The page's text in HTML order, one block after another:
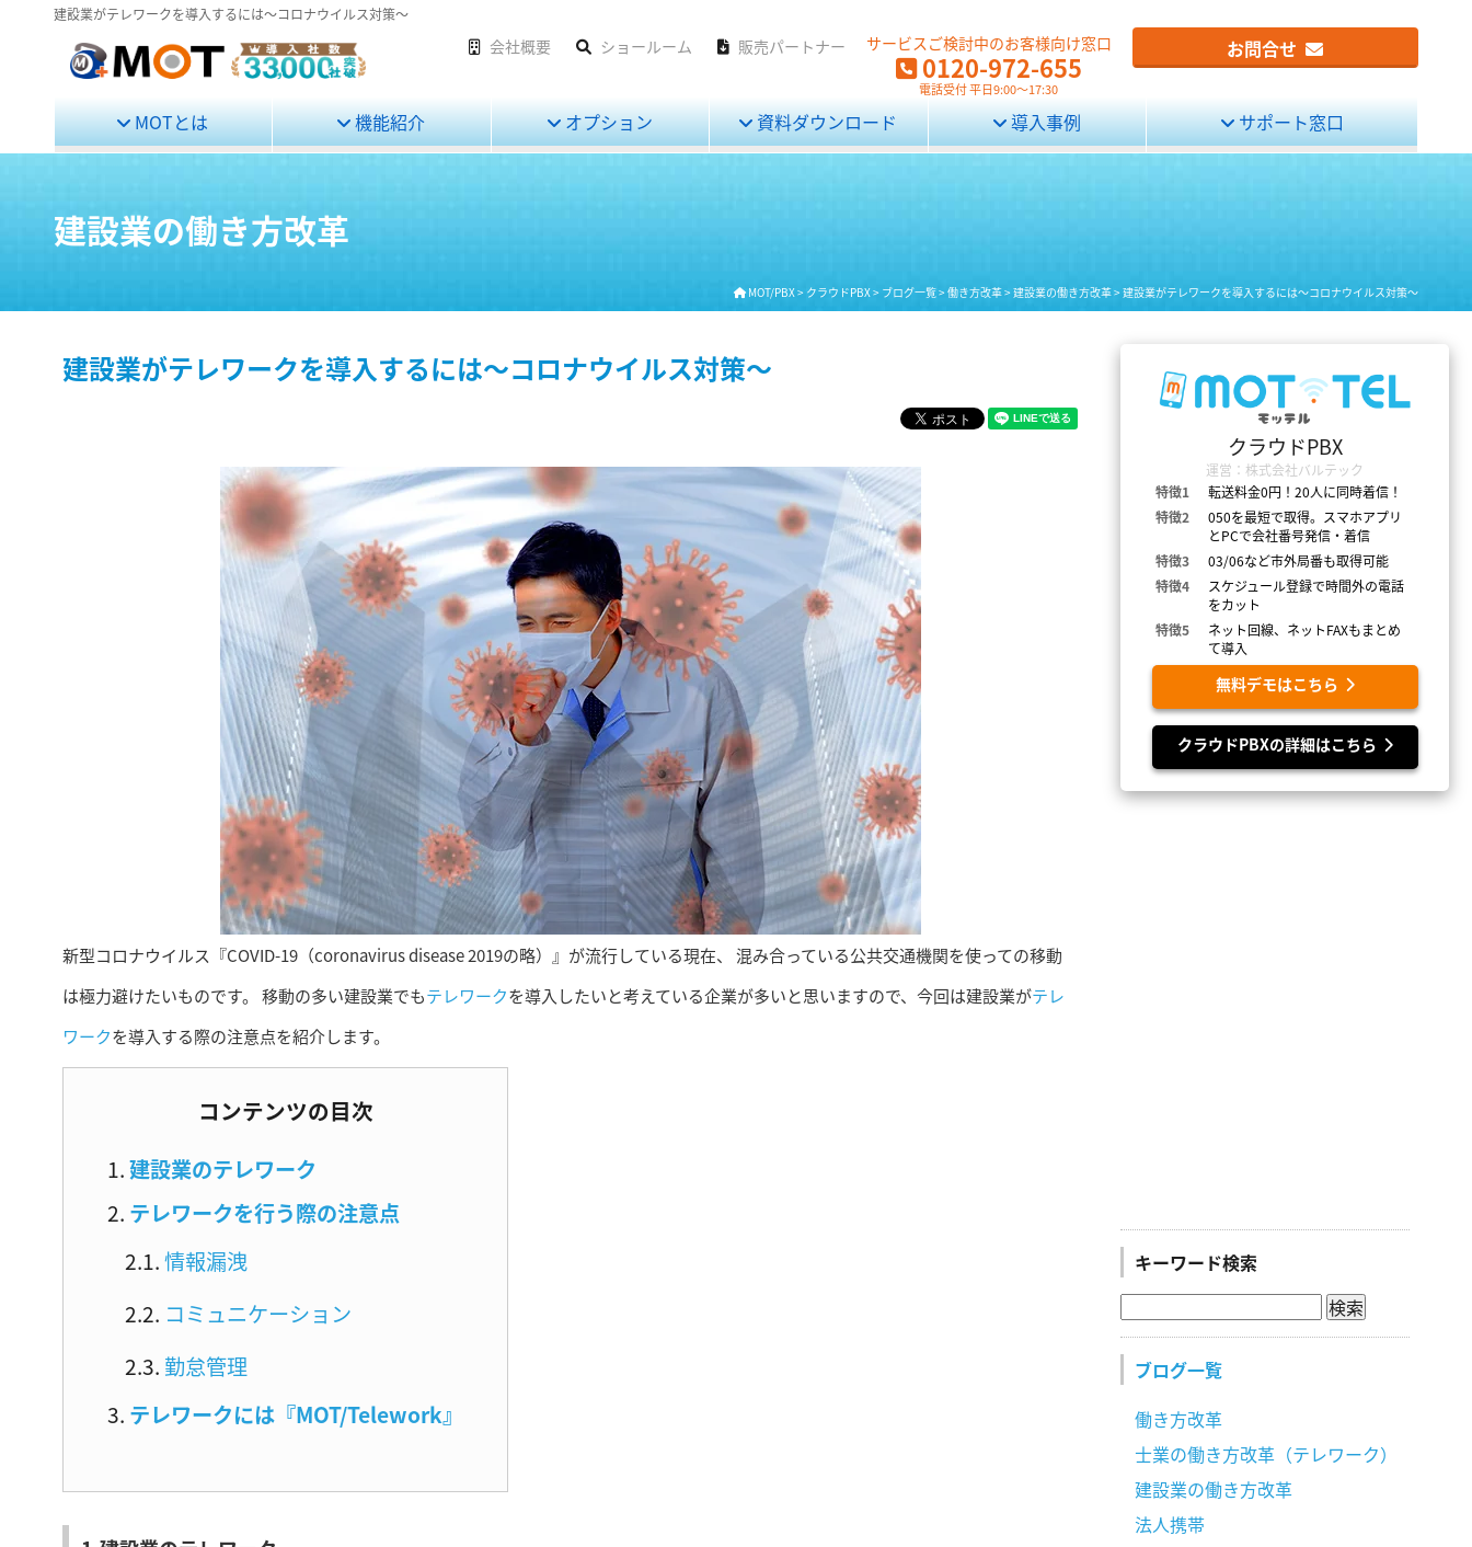
建設業がテレワークを導入するには～コロナウイルス対策～
会社概要 ショールーム 販売パートナー サービスご検討中のお客様向け窓口
0120-972-655
電話受付 平日9:00～17:30
お問合せ
MOTとは 機能紹介 オプション 資料ダウンロード 導入事例 サポート窓口
建設業の働き方改革
MOT/PBX> クラウドPBX> ブログ一覧>働き方改革>建設業の働き方改革>建設業がテレワークを導入するには～コロナウイルス対策～
建設業がテレワークを導入するには～コロナウイルス対策～
新型コロナウイルス『COVID-19（coronavirus disease 2019の略）』が流行している現在、 混み合っている公共交通機関を使っての移動
は極力避けたいものです。 移動の多い建設業でもテレワークを導入したいと考えている企業が多いと思いますので、今回は建設業がテレ
ワークを導入する際の注意点を紹介します。
コンテンツの目次
建設業のテレワーク
テレワークを行う際の注意点
情報漏洩
コミュニケーション
勤怠管理
テレワークには『MOT/Telework』
クラウドPBX
運営：株式会社バルテック
特徴1
転送料金0円！20人に同時着信！
特徴2
050を最短で取得。スマホアプリ
とPCで会社番号発信・着信
特徴3
03/06など市外局番も取得可能
特徴4
スケジュール登録で時間外の電話
をカット
特徴5
ネット回線、ネットFAXもまとめ
て導入
無料デモはこちら
クラウドPBXの詳細はこちら
キーワード検索
ブログ一覧
働き方改革
士業の働き方改革（テレワーク）
建設業の働き方改革
法人携帯